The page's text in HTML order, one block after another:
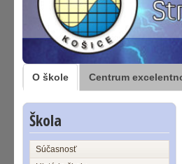
O škole Centrum
Škola
Súčasnosť